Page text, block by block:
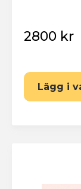
2800 kr
Lägg i